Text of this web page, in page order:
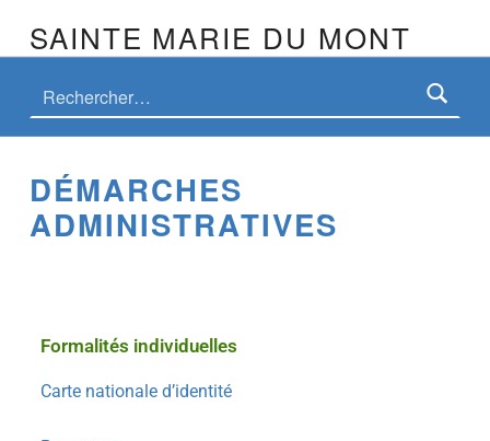
SAINTE MARIE DU MONT
DÉMARCHES
ADMINISTRATIVES
Formalités individuelles
Carte nationale d’identité